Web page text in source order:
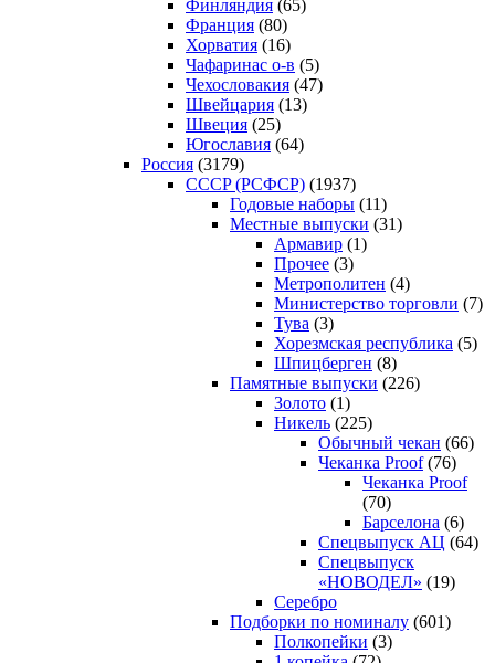
Финляндия (65)
Франция (80)
Хорватия (16)
Чафаринас о-в (5)
Чехословакия (47)
Швейцария (13)
Швеция (25)
Югославия (64)
Россия (3179)
CCCP (РСФСР) (1937)
Годовые наборы (11)
Местные выпуски (31)
Армавир (1)
Прочее (3)
Метрополитен (4)
Министерство торговли (7)
Тува (3)
Хорезмская республика (5)
Шпицберген (8)
Памятные выпуски (226)
Золото (1)
Никель (225)
Обычный чекан (66)
Чеканка Proof(76)
Чеканка Proof
(70)
Барселона (6)
Спецвыпуск АЦ (64)
Спецвыпуск
«НОВОДЕЛ» (19)
Серебро
Подборки по номиналу (601)
Полкопейки (3)